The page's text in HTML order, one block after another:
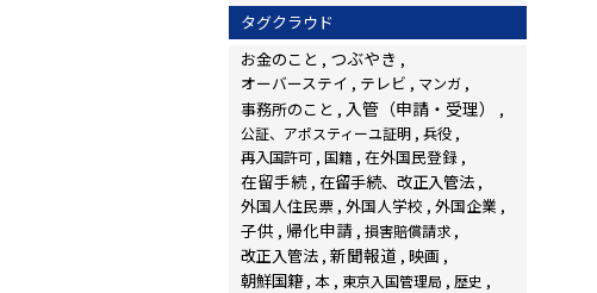
タグクラウド
お金のこと
つぶやき
オーバーステイ テレビ マンガ
事務所のこと 入管（申請・受理）
公証、アポスティーユ証明 兵役
再入国許可 国籍 在外国民登録
在留手続 在留手続、改正入管法
外国人住民票 外国人学校 外国企業
子供 帰化申請 損害賠償請求
改正入管法 新聞報道 映画
朝鮮国籍 本 東京入国管理局 歴史